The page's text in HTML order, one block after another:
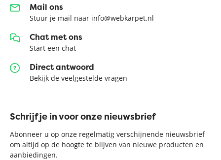
Mail ons
Stuur je mail naar info@webkarpet.nl
Chat met ons
Start een chat
Direct antwoord
Bekijk de veelgestelde vragen
Schrijf je in voor onze nieuwsbrief
Abonneer u op onze regelmatig verschijnende nieuwsbrief
om altijd op de hoogte te blijven van nieuwe producten en
aanbiedingen.